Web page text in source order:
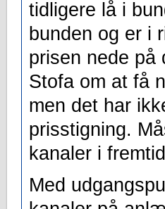
tidligere lå i
bunden og er i
prisen nede på
Stofa om at få
men det har
prisstigning.
kanaler i
Med